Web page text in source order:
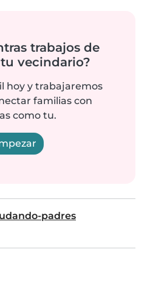
trabajos de
vecindario?
hoy y trabajaremos
familias con
como tu.
padres